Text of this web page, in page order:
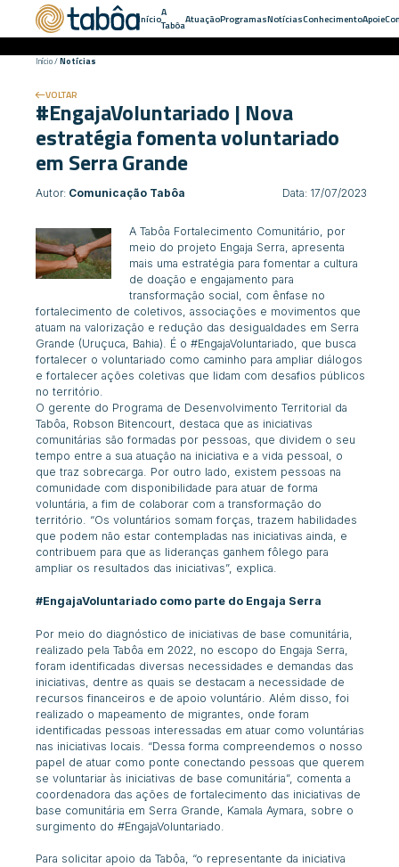
InícioA
TabôaAtuaçãoProgramasNotíciasConhecimentoApoie
Início/Notícias
#EngajaVoluntariado | Nova
estratégia fomenta voluntariado
em Serra Grande
VOLTAR
Autor: Comunicação Tabôa Data: 17/07/2023
A Tabôa Fortalecimento Comunitário, por
meio do projeto Engaja Serra, apresenta
mais uma estratégia para fomentar a cultura
de doação e engajamento para
transformação social, com ênfase no
fortalecimento de coletivos, associações e movimentos que
atuam na valorização e redução das desigualdades em Serra
Grande (Uruçuca, Bahia). É o #EngajaVoluntariado, que busca
fortalecer o voluntariado como caminho para ampliar diálogos
e fortalecer ações coletivas que lidam com desafios públicos
no território.
O gerente do Programa de Desenvolvimento Territorial da
Tabôa, Robson Bitencourt, destaca que as iniciativas
comunitárias são formadas por pessoas, que dividem o seu
tempo entre a sua atuação na iniciativa e a vida pessoal, o
que traz sobrecarga. Por outro lado, existem pessoas na
comunidade com disponibilidade para atuar de forma
voluntária, a fim de colaborar com a transformação do
território. “Os voluntários somam forças, trazem habilidades
que podem não estar contempladas nas iniciativas ainda, e
contribuem para que as lideranças ganhem fôlego para
ampliar os resultados das iniciativas”, explica.
#EngajaVoluntariado como parte do Engaja Serra
Por meio do diagnóstico de iniciativas de base comunitária,
realizado pela Tabôa em 2022, no escopo do Engaja Serra,
foram identificadas diversas necessidades e demandas das
iniciativas, dentre as quais se destacam a necessidade de
recursos financeiros e de apoio voluntário. Além disso, foi
realizado o mapeamento de migrantes, onde foram
identificadas pessoas interessadas em atuar como voluntárias
nas iniciativas locais. “Dessa forma compreendemos o nosso
papel de atuar como ponte conectando pessoas que querem
se voluntariar às iniciativas de base comunitária”, comenta a
coordenadora das ações de fortalecimento das iniciativas de
base comunitária em Serra Grande
Kamala Aymara, sobre o
surgimento do #EngajaVoluntariado.
Para solicitar apoio da Tabôa, “o representante da iniciativa